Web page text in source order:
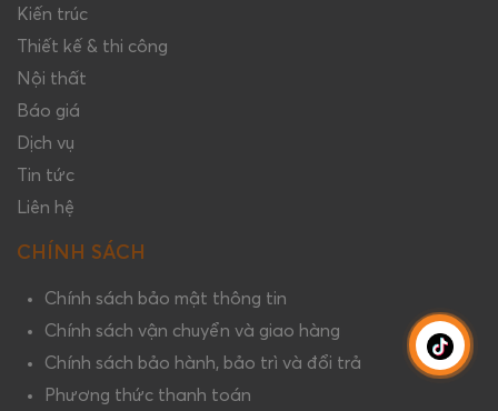
Kiến trúc
Thiết kế & thi công
Nội thất
Báo giá
Dịch vụ
Tin tức
Liên hệ
CHÍNH SÁCH
Chính sách bảo mật thông tin
Chính sách vận chuyển và giao hàng
Chính sách bảo hành, bảo trì và đổi trả
Phương thức thanh toán